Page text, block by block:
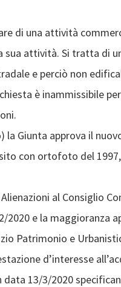
di una attività
sua attività. Si tratta di
e perciò non
è inammissibile
Giunta approva il
con ortofoto del
al Consiglio
2020 e la maggioranza
Patrimonio e
d’interesse
data 13/3/2020